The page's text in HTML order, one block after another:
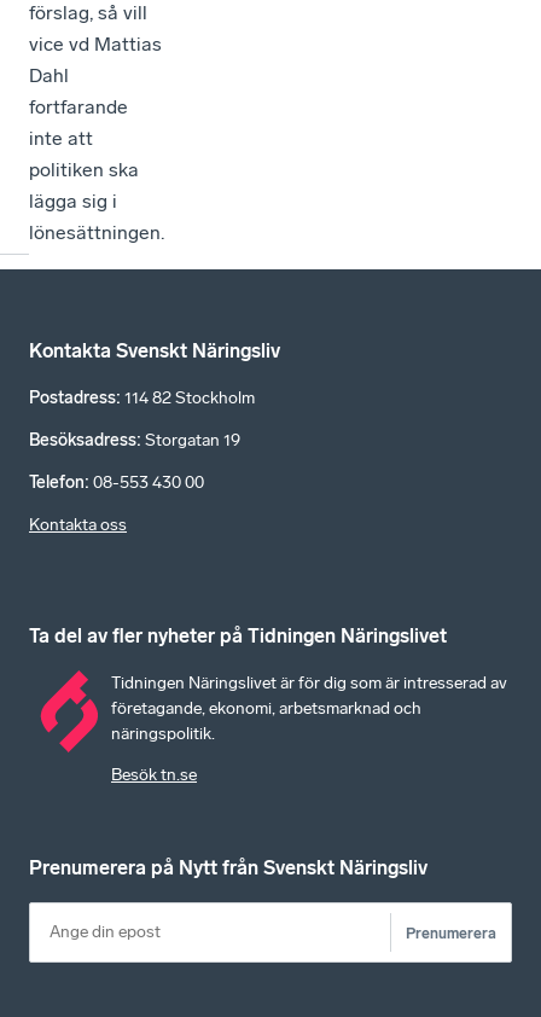
förslag, så vill
vice vd Mattias
Dahl
fortfarande
inte att
politiken ska
lägga sig i
lönesättningen.
Kontakta Svenskt Näringsliv
Postadress: 114 82 Stockholm
Besöksadress: Storgatan 19
Telefon: 08-553 430 00
Kontakta oss
Ta del av fler nyheter på Tidningen Näringslivet
Tidningen Näringslivet är för dig som är intresserad av
företagande, ekonomi, arbetsmarknad och
näringspolitik.
Besök tn.se
Prenumerera på Nytt från Svenskt Näringsliv
Prenumerera